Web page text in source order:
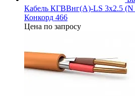
Кабель КГВВнг(А)-LS 3х2.5 (N
Конкорд 466
Цена по запросу